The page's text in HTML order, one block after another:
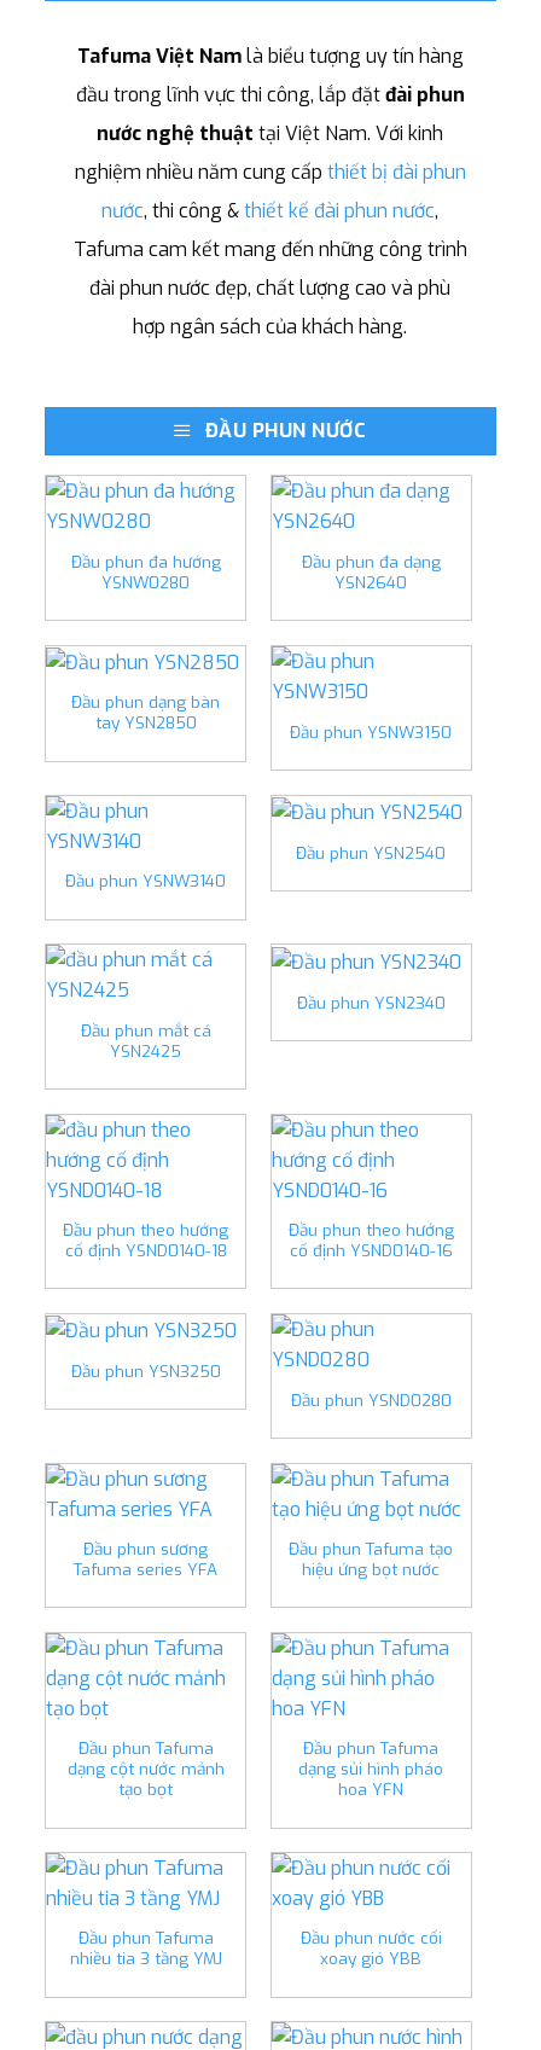
Tafuma Việt Namlà biểu tượng uy tín hàng
đầu trong lĩnh vực thi công, lắp đặtđài phun
nước nghệ thuật tại Việt Nam. Với kinh
nghiệm nhiều năm cung cấp thiết bị đài phun
nước, thi công &thiết kế đài phun nước,
Tafuma cam kết mang đến những công trình
đài phun nước đẹp, chất lượng cao và phù
hợp ngân sách của khách hàng.
ĐẦU PHUN NƯỚC
Đầu phun đa hướng
YSNW0280
Đầu phun đa dạng
YSN2640
Đầu phun dạng bàn
tay YSN2850
Đầu phun YSNW3150
Đầu phun YSNW3140
Đầu phun YSN2540
Đầu phun mắt cá
YSN2425
Đầu phun YSN2340
Đầu phun theo hướng
cố định YSND0140-18
Đầu phun theo hướng
cố định YSND0140-16
Đầu phun YSN3250
Đầu phun YSND0280
Đầu phun sương
Tafuma series YFA
Đầu phun Tafuma tạo
hiệu ứng bọt nước
Đầu phun Tafuma
dạng cột nước mảnh
tạo bọt
Đầu phun Tafuma
dạng sủi hình pháo
hoa YFN
Đầu phun Tafuma
nhiều tia 3 tầng YMJ
Đầu phun nước cối
xoay gió YBB